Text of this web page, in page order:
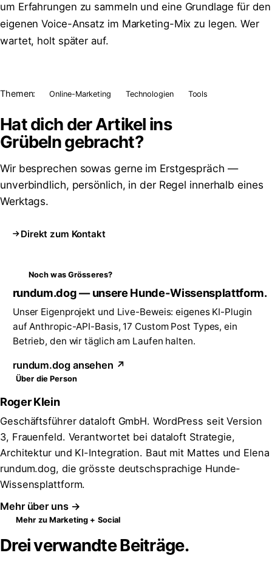
um Erfahrungen zu sammeln und eine Grundlage für den
eigenen Voice-Ansatz im Marketing-Mix zu legen. Wer
wartet, holt später auf.
Themen: Online-Marketing Technologien Tools
Hat dich der Artikel ins
Grübelngebracht?
Wir besprechen sowas gerne im Erstgespräch —
unverbindlich, persönlich, in der Regel innerhalb eines
Werktags.
Direkt zum Kontakt
Noch was Grösseres?
rundum.dog — unsere Hunde-Wissensplattform.
Unser Eigenprojekt und Live-Beweis: eigenes KI-Plugin
auf Anthropic-API-Basis, 17 Custom Post Types, ein
Betrieb, den wir täglich am Laufen halten.
rundum.dog ansehen ↗
Über die Person
Roger Klein
Geschäftsführer dataloft GmbH. WordPress seit Version
3, Frauenfeld. Verantwortet bei dataloft Strategie,
Architektur und KI-Integration. Baut mit Mattes und Elena
rundum.dog, die grösste deutschsprachige Hunde-
Wissensplattform.
Mehr über uns →
Mehr zu Marketing + Social
Drei verwandte Beiträge.